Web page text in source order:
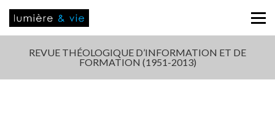
REVUE THÉOLOGIQUE D’INFORMATION ET DE
FORMATION (1951-2013)